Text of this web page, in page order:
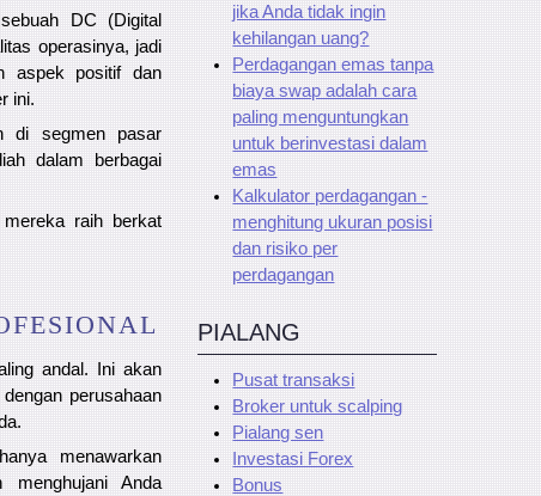
DC (Digital
operasinya, jadi
aspek positif dan
ini.
di segmen pasar
dalam berbagai
raih berkat
andal. Ini akan
perusahaan
menawarkan
menghujani Anda
jika Anda tidak ingin
kehilangan uang?
Perdagangan emas tanpa
biaya swap adalah cara
paling menguntungkan
untuk berinvestasi dalam
emas
Kalkulator perdagangan -
menghitung ukuran posisi
dan risiko per
perdagangan
PIALANG
Pusat transaksi
Broker untuk scalping
Pialang sen
Investasi Forex
Bonus